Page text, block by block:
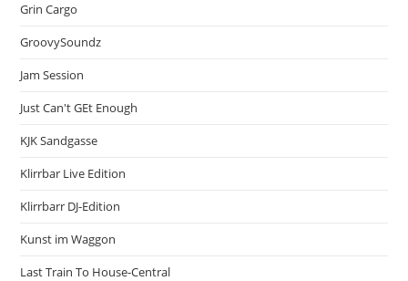
Grin Cargo
GroovySoundz
Jam Session
Just Can't GEt Enough
KJK Sandgasse
Klirrbar Live Edition
Klirrbarr DJ-Edition
Kunst im Waggon
Last Train To House-Central